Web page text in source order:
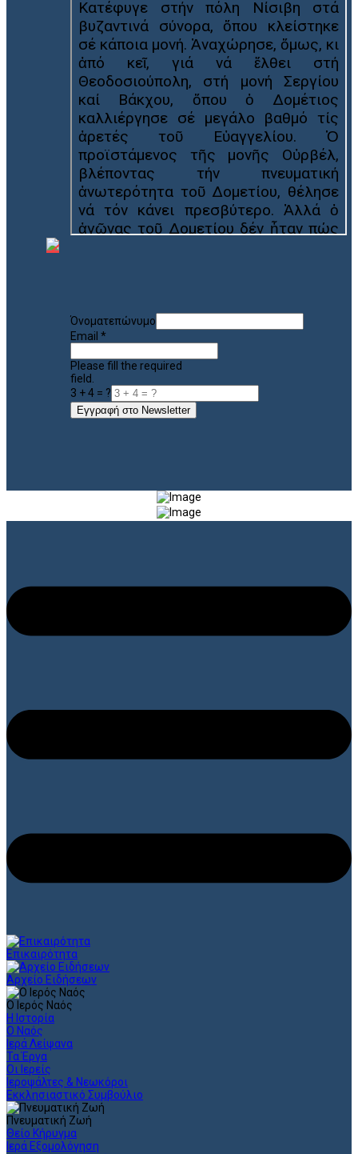
Όνοματεπώνυμο
Email *
Please fill the required
field.
3 + 4 = ?
Εγγραφή στο Newsletter
Επικαιρότητα
Αρχείο Ειδήσεων
Ο Ιερός Ναός
Η Ιστορία
Ο Ναός
Ιερά Λείψανα
Τα Έργα
Οι Ιερείς
Ιεροψάλτες & Νεωκόροι
Εκκλησιαστικό Συμβούλιο
Πνευματική Ζωή
Θείο Κήρυγμα
Ιερά Εξομολόγηση